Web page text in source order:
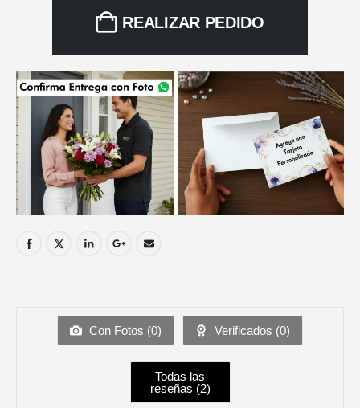
REALIZAR PEDIDO
Con Fotos (0) Verificados (0)
Todas las
reseñas (2)